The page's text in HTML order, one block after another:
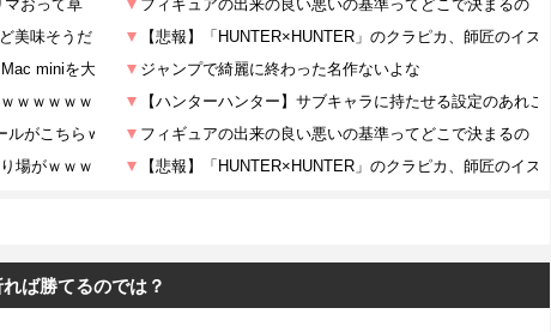
ば勝てるのでは？